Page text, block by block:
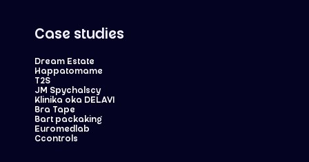
Case studies
Dream Estate
Happatomame
T2S
JM Spychalscy
Klinika oka DELAVI
Bra Tape
Bart packaking
Euromedlab
Ccontrols